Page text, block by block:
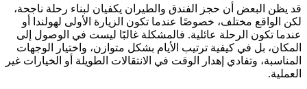
قد يظن البعض أن حجز الفندق والطيران يكفيان لبناء رحلة ناجحة،
لكن الواقع مختلف، خصوصًا عندما تكون الزيارة الأولى لهولندا أو
عندما تكون الرحلة عائلية. فالمشكلة غالبًا ليست في الوصول إلى
المكان، بل في كيفية ترتيب الأيام بشكل متوازن، واختيار الوجهات
المناسبة، وتفادي إهدار الوقت في الانتقالات الطويلة أو الخيارات غير
العملية.